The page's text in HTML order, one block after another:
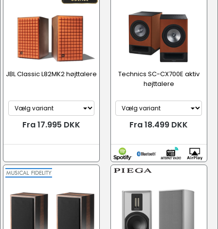
JBL Classic L82MK2 højttalere
Fra 17.995 DKK
Technics SC-CX700E aktiv
højttalere
Fra 18.499 DKK